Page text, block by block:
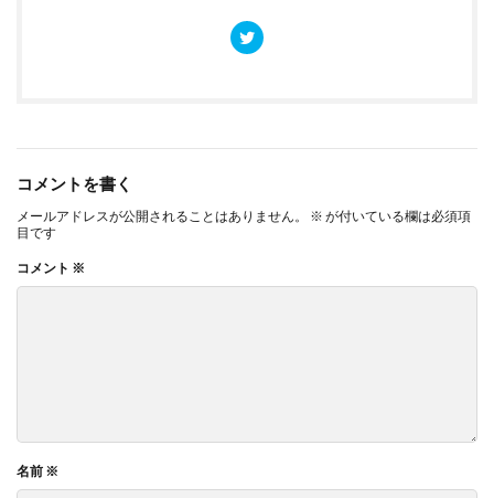
コメントを書く
メールアドレスが公開されることはありません。 ※ が付いている欄は必須項
目です
コメント ※
名前 ※